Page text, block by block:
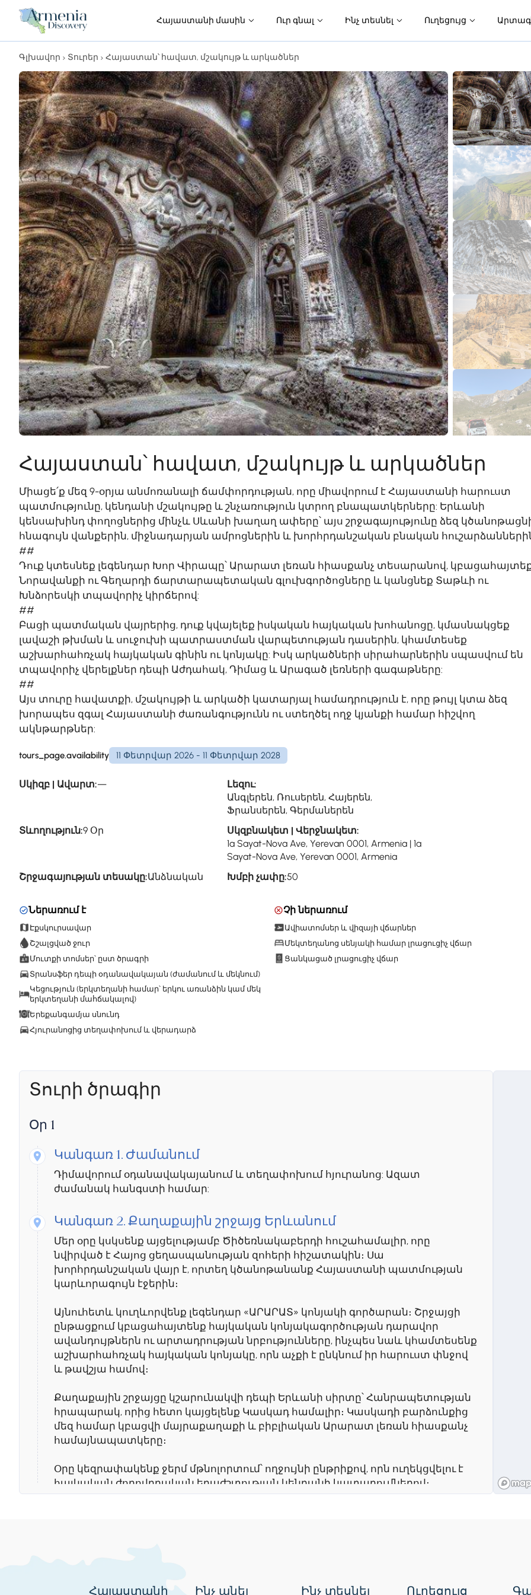
Հայաստանի մասին Ուր գնալ Ինչ տեսնել Ուղեցույց
Գլխավոր Տուրեր Հայաստան՝ հավատ, մշակույթ և արկածներ
Հայաստան՝ հավատ, մշակույթ և արկածներ
Միացե՛ք մեզ 9-օրյա անմոռանալի ճամփորդության, որը միավորում է Հայաստանի հարուստ
պատմությունը, կենդանի մշակույթը և շնչառություն կտրող բնապատկերները: Երևանի
կենսախինդ փողոցներից մինչև Սևանի խաղաղ ափերը՝ այս շրջագայությունը ձեզ
հնագույն վանքերին, միջնադարյան ամրոցներին և խորհրդանշական բնական
##
Դուք կտեսնեք լեգենդար Խոր Վիրապը՝ Արարատ լեռան հիասքանչ տեսարանով,
Նորավանքի ու Գեղարդի ճարտարապետական գլուխգործոցները և կանցնեք Տաթևի ու
Խնձորեսկի տպավորիչ կիրճերով:
##
Բացի պատմական վայրերից, դուք կվայելեք իսկական հայկական խոհանոցը, կմասնակցեք
լավաշի թխման և սուջուխի պատրաստման վարպետության դասերին, կհամտեսեք
աշխարհահռչակ հայկական գինին ու կոնյակը: Իսկ արկածների սիրահարներին սպասվում են
տպավորիչ վերելքներ դեպի Աժդահակ, Դիմաց և Արագած լեռների գագաթները:
##
Այս տուրը հավատքի, մշակույթի և արկածի կատարյալ համադրություն է, որը թույլ կտա ձեզ
խորապես զգալ Հայաստանի ժառանգությունն ու ստեղծել ողջ կյանքի համար հիշվող
ակնթարթներ:
tours_page.availability 11 Փետրվար 2026 - 11 Փետրվար 2028
Սկիզբ | Ավարտ:—
Լեզու:
Անգլերեն, Ռուսերեն, Հայերեն,
Ֆրանսերեն, Գերմաներեն
Տևողություն:9 Օր
Սկզբնակետ | Վերջնակետ:
1a Sayat-Nova Ave, Yerevan 0001, Armenia | 1a
Sayat-Nova Ave, Yerevan 0001, Armenia
Շրջագայության տեսակը:Անձնական Խմբի չափը:50
Ներառում է
Էքսկուրսավար
Շշալցված ջուր
Մուտքի տոմսեր՝ ըստ ծրագրի
Տրանսֆեր դեպի օդանավակայան (ժամանում և մեկնում)
Կեցություն (երկտեղանի համար՝ երկու առանձին կամ մեկ
երկտեղանի մահճակալով)
Երեքանգամյա սնունդ
Հյուրանոցից տեղափոխում և վերադարձ
Չի ներառում
Ավիատոմսեր և վիզայի վճարներ
Մեկտեղանոց սենյակի համար լրացուցիչ վճար
Ցանկացած լրացուցիչ վճար
Տուրի ծրագիր
Օր 1
Կանգառ 1. Ժամանում
Դիմավորում օդանավակայանում և տեղափոխում հյուրանոց: Ազատ
ժամանակ հանգստի համար:
Կանգառ 2. Քաղաքային շրջայց Երևանում
Մեր օրը կսկսենք այցելությամբ Ծիծեռնակաբերդի հուշահամալիր, որը
նվիրված է Հայոց ցեղասպանության զոհերի հիշատակին։ Սա
խորհրդանշական վայր է, որտեղ կծանոթանանք Հայաստանի պատմության
կարևորագույն էջերին։
Այնուհետև կուղևորվենք լեգենդար «ԱՐԱՐԱՏ» կոնյակի գործարան։ Շրջայցի
ընթացքում կբացահայտենք հայկական կոնյակագործության դարավոր
ավանդույթներն ու արտադրության նրբությունները, ինչպես նաև կհամտեսենք
աշխարհահռչակ հայկական կոնյակը, որն աչքի է ընկնում իր հարուստ փնջով
և թավշյա համով։
Քաղաքային շրջայցը կշարունակվի դեպի Երևանի սիրտը՝ Հանրապետության
հրապարակ, որից հետո կայցելենք Կասկադ համալիր։ Կասկադի բարձունքից
մեզ համար կբացվի մայրաքաղաքի և բիբլիական Արարատ լեռան հիասքանչ
համայնապատկերը։
Օրը կեզրափակենք ջերմ մթնոլորտում՝ ողջույնի ընթրիքով, որն ուղեկցվելու է
հայկական ժողովրդական երաժշտության կենդանի կատարումներով։
Կանգառ 1.
Հայաստանի
Ինչ անել Ինչ տեսնել Ուղեցույց